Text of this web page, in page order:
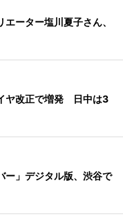
エーター塩川夏子さん、
ヤ改正で増発 日中は3
ー」デジタル版、渋谷で